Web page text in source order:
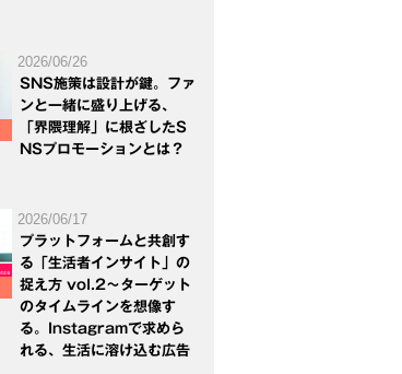
2026/06/26
SNS施策は設計が鍵。ファ
ンと一緒に盛り上げる、
「界隈理解」に根ざしたS
NSプロモーションとは？
2026/06/17
プラットフォームと共創す
る「生活者インサイト」の
捉え方 vol.2～ターゲット
のタイムラインを想像す
る。Instagramで求めら
れる、生活に溶け込む広告